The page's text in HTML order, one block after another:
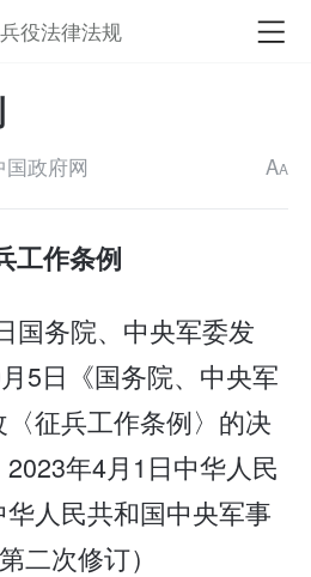
兵役法律法规
国政府网 AA
工作条例
国务院、中央军委发
5日《国务院、中央军
征兵工作条例〉的决
年4月1日中华人民
人民共和国中央军事
二次修订）